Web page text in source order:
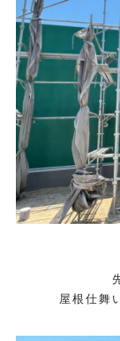
屋根仕舞